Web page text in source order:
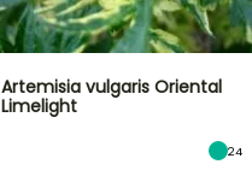
Artemisia vulgaris Oriental
Limelight
24